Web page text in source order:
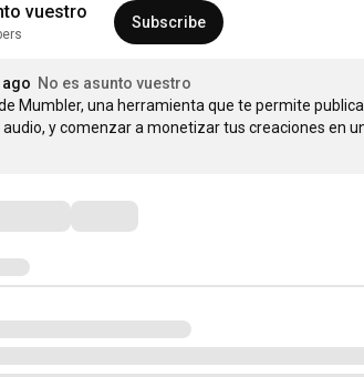
vuestro Subscribe
No es asunto vuestro
Mumbler, una herramienta que te permite